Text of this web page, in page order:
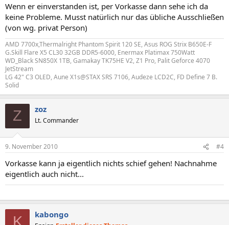
Wenn er einverstanden ist, per Vorkasse dann sehe ich da
keine Probleme. Musst natürlich nur das übliche Ausschließen
(von wg. privat Person)
AMD 7700x,Thermalright Phantom Spirit 120 SE, Asus ROG Strix B650E-F
G.Skill Flare X5 CL30 32GB DDR5-6000, Enermax Platimax 750Watt
WD_Black SN850X 1TB, Gamakay TK75HE V2, Z1 Pro, Palit Geforce 4070
JetStream
LG 42" C3 OLED, Aune X1s@STAX SRS 7106, Audeze LCD2C, FD Define 7 B.
Solid
Z zoz
Lt. Commander
9. November 2010 #4
Vorkasse kann ja eigentlich nichts schief gehen! Nachnahme
eigentlich auch nicht...
K kabongo